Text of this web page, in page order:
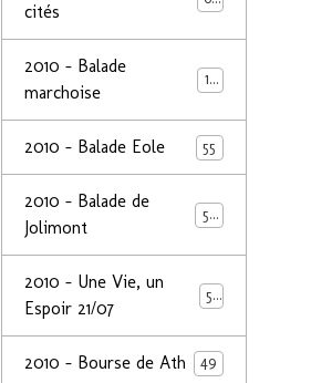
cités
2010 - Balade
marchoise
14
2010 - Balade Eole 55
2010 - Balade de
Jolimont
50
2010 - Une Vie, un
Espoir 21/07
53
2010 - Bourse de Ath 49